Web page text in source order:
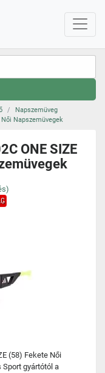
Napszemüveg
Napszemüvegek
ONE SIZE
(58) Fekete Női
Sport gyártótól a